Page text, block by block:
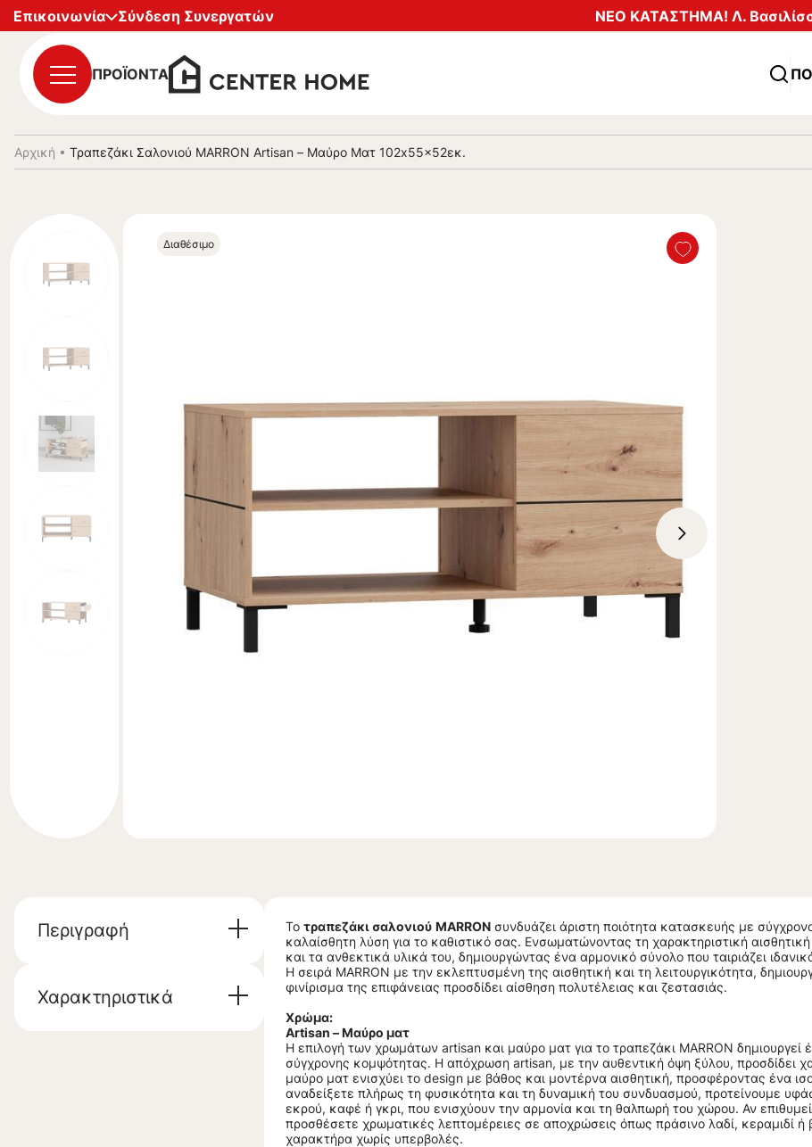
Επικοινωνία
Σύνδεση Συνεργατών ΝΕΟ ΚΑΤΑΣΤΗΜΑ! Λ.
ΠΡΟΪΟΝΤΑ
Αρχική • Τραπεζάκι Σαλονιού MARRON Artisan – Μαύρο Ματ 102x55x52εκ.
Διαθέσιμο
Περιγραφή
Χαρακτηριστικά
Το τραπεζάκι σαλονιού MARRON συνδυάζει άριστη ποιότητα κατασκευής με
καλαίσθητη λύση για το καθιστικό σας. Ενσωματώνοντας τη χαρακτηριστική
και τα ανθεκτικά υλικά του, δημιουργώντας ένα αρμονικό σύνολο που ταιριάζει
Η σειρά MARRON με την εκλεπτυσμένη της αισθητική και τη λειτουργικότητα,
φινίρισμα της επιφάνειας προσδίδει αίσθηση πολυτέλειας και ζεστασιάς.
Χρώμα:
Artisan – Μαύρο ματ
Η επιλογή των χρωμάτων artisan και μαύρο ματ για το τραπεζάκι MARRON δημιουργεί
σύγχρονης κομψότητας. Η απόχρωση artisan, με την αυθεντική όψη ξύλου, προσδίδει
μαύρο ματ ενισχύει το design με βάθος και μοντέρνα αισθητική, προσφέροντας ένα
αναδείξετε πλήρως τη φυσικότητα και τη δυναμική του συνδυασμού, προτείνουμε
εκρού, καφέ ή γκρι, που ενισχύουν την αρμονία και τη θαλπωρή του χώρου. Αν
προσθέσετε χρωματικές λεπτομέρειες σε αποχρώσεις όπως πράσινο λαδί, κεραμιδί
χαρακτήρα χωρίς υπερβολές.